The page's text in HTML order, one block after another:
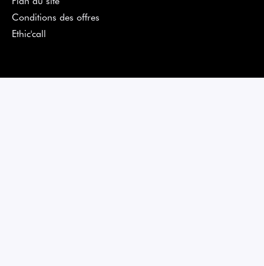
Conditions des offres
Ethic'call